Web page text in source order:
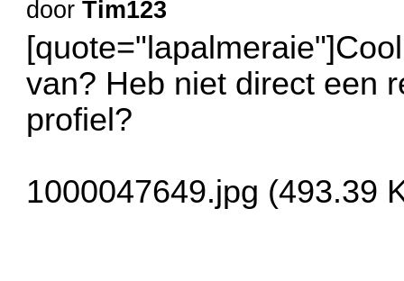
doorTim123
van? Heb niet direct een
profiel?
1000047649.jpg (493.39